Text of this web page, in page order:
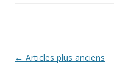
Navigation
← Articles plus anciens